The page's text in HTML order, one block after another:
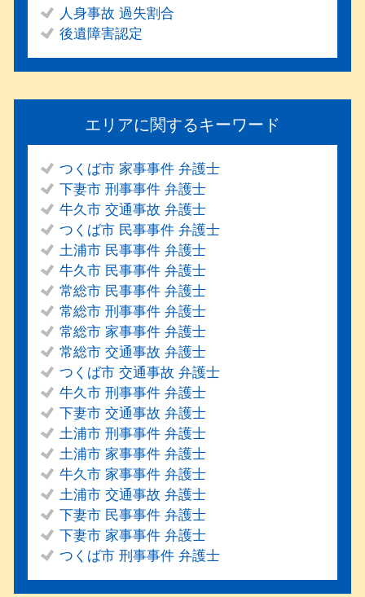
人身事故 過失割合
後遺障害認定
エリアに関するキーワード
つくば市 家事事件 弁護士
下妻市 刑事事件 弁護士
牛久市 交通事故 弁護士
つくば市 民事事件 弁護士
土浦市 民事事件 弁護士
牛久市 民事事件 弁護士
常総市 民事事件 弁護士
常総市 刑事事件 弁護士
常総市 家事事件 弁護士
常総市 交通事故 弁護士
つくば市 交通事故 弁護士
牛久市 刑事事件 弁護士
下妻市 交通事故 弁護士
土浦市 刑事事件 弁護士
土浦市 家事事件 弁護士
牛久市 家事事件 弁護士
土浦市 交通事故 弁護士
下妻市 民事事件 弁護士
下妻市 家事事件 弁護士
つくば市 刑事事件 弁護士